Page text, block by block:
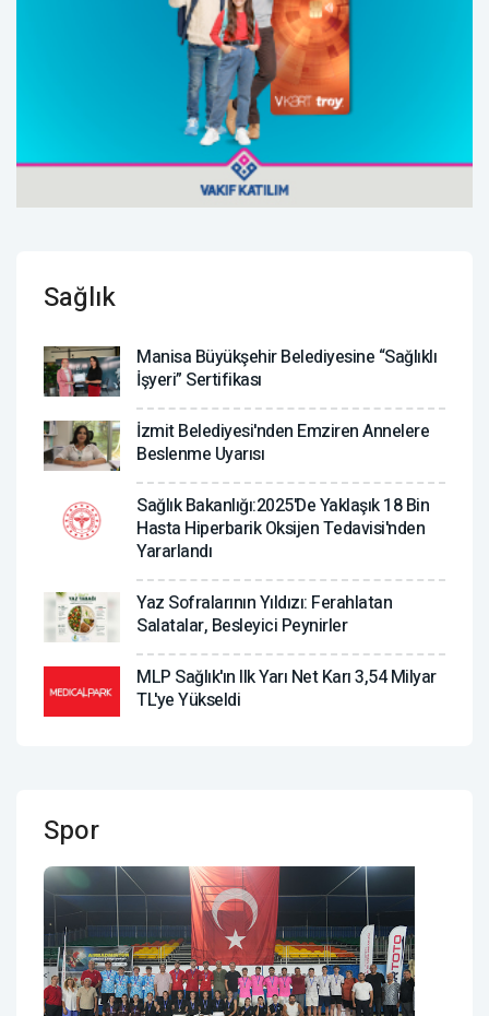
Sağlık
Manisa Büyükşehir Belediyesine “Sağlıklı
İşyeri” Sertifikası
İzmit Belediyesi'nden Emziren Annelere
Beslenme Uyarısı
Sağlık Bakanlığı:2025'de Yaklaşık 18 Bin
Hasta Hiperbarik Oksijen Tedavisi'nden
Yararlandı
Yaz Sofralarının Yıldızı: Ferahlatan
Salatalar, Besleyici Peynirler
MLP Sağlık'ın Ilk Yarı Net Karı 3,54 Milyar
TL'ye Yükseldi
Spor